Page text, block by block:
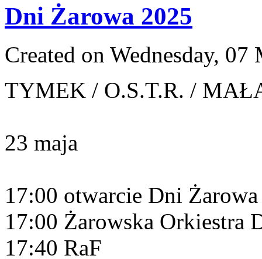
Dni Żarowa 2025
Created on Wednesday, 07
TYMEK / O.S.T.R. /
23 maja
17:00 otwarcie Dni Żarowa
17:00 Żarowska Orkiestra
17:40 RaF